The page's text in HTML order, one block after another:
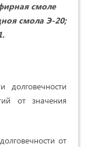
смоле
смола Э-20;
долговечности
от значения
от